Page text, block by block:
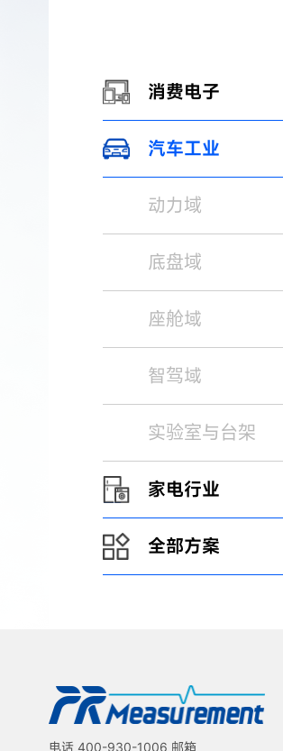
消费电子
汽车工业
动力域
底盘域
座舱域
智驾域
实验室与台架
家电行业
全部方案
电话 400-930-1006 邮箱